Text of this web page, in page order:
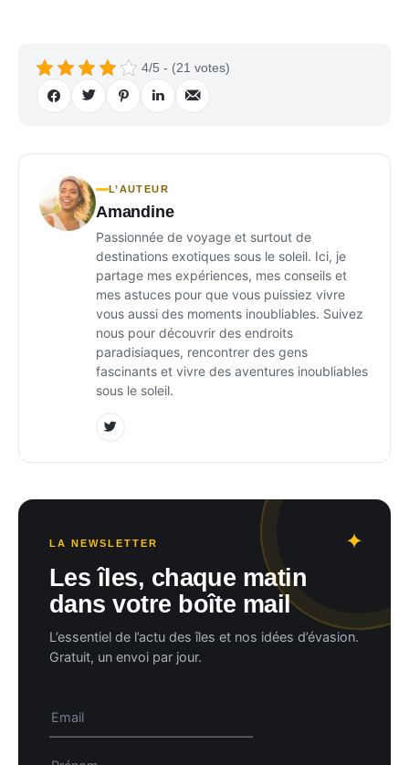
4/5 - (21 votes)
L’AUTEUR
Amandine
Passionnée de voyage et surtout de
destinations exotiques sous le soleil. Ici, je
partage mes expériences, mes conseils et
mes astuces pour que vous puissiez vivre
vous aussi des moments inoubliables. Suivez
nous pour découvrir des endroits
paradisiaques, rencontrer des gens
fascinants et vivre des aventures inoubliables
sous le soleil.
LA NEWSLETTER
Les îles, chaque matin
dans votre boîte mail
L’essentiel de l’actu des îles et nos idées d’évasion.
Gratuit, un envoi par jour.